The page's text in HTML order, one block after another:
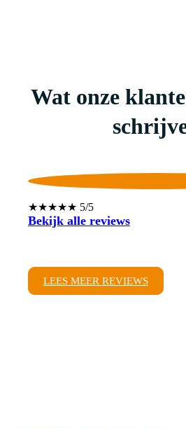
Wat onze
★★★★★ 5/5
Bekijk alle reviews
LEES MEER REVIEWS